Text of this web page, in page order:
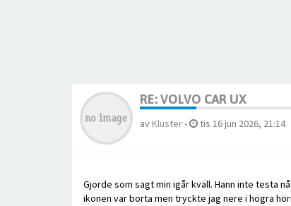
RE: VOLVO CAR UX
av Kluster- tis 16 jun 2026, 21:14
Gjorde som sagt min igår kväll. Hann inte testa
ikonen var borta men tryckte jag nere i högra